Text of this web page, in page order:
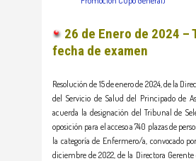
26 de Enero de 2024 –
fecha de examen
Resolución de 15 de enero de 2024, de la
del Servicio de Salud del Principado de
acuerda la designación del Tribunal de
oposición para el acceso a 740 plazas de
la categoría de Enfermero/a, convocado
diciembre de 2022, de la Directora